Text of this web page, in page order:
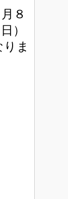
８
）
ま